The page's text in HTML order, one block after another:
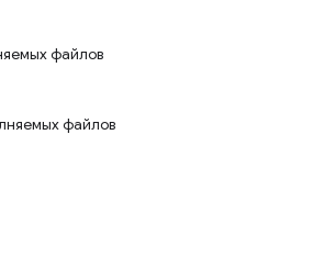
файлов
файлов